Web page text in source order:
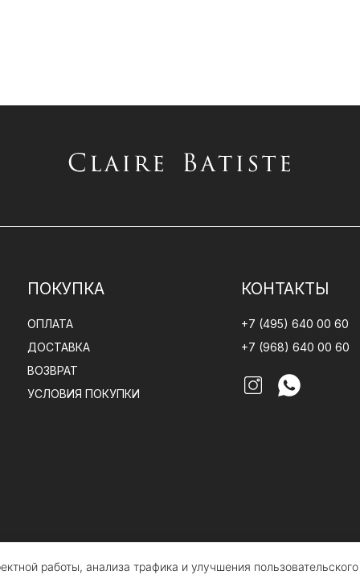
ПОКУПКА
ОПЛАТА
ДОСТАВКА
ВОЗВРАТ
УСЛОВИЯ ПОКУПКИ
КОНТАКТЫ
+7 (495) 640 00 60
+7 (968) 640 00 60
CLAIRE BATISTE Atelier
работы, анализа трафика и улучшения